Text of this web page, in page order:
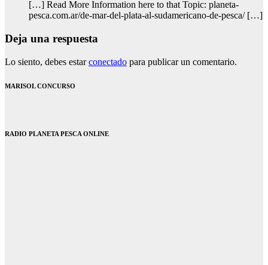
[…] Read More Information here to that Topic: planeta-
pesca.com.ar/de-mar-del-plata-al-sudamericano-de-pesca/ […]
Deja una respuesta
Lo siento, debes estarconectado para publicar un comentario.
MARISOL CONCURSO
RADIO PLANETA PESCA ONLINE